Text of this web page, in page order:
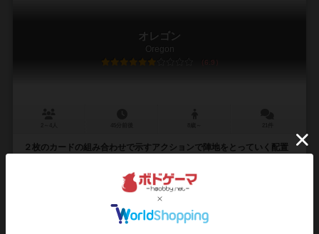
オレゴン
Oregon
6.9
２枚のカードの組み合わせで示すアクションで陣地をとっていく配置
１７世紀、幌馬車に持てるすべての物を積み込んで、家族とともに西
部を目指し、オレゴンにたどり着きそこで生活を始めたことを背景
に、オレゴンで建物を建設したり、農地の開拓などをして...
ヘンリック・ベルク（Henrik Berg）
アーシェ・ベルク（Ase Berg